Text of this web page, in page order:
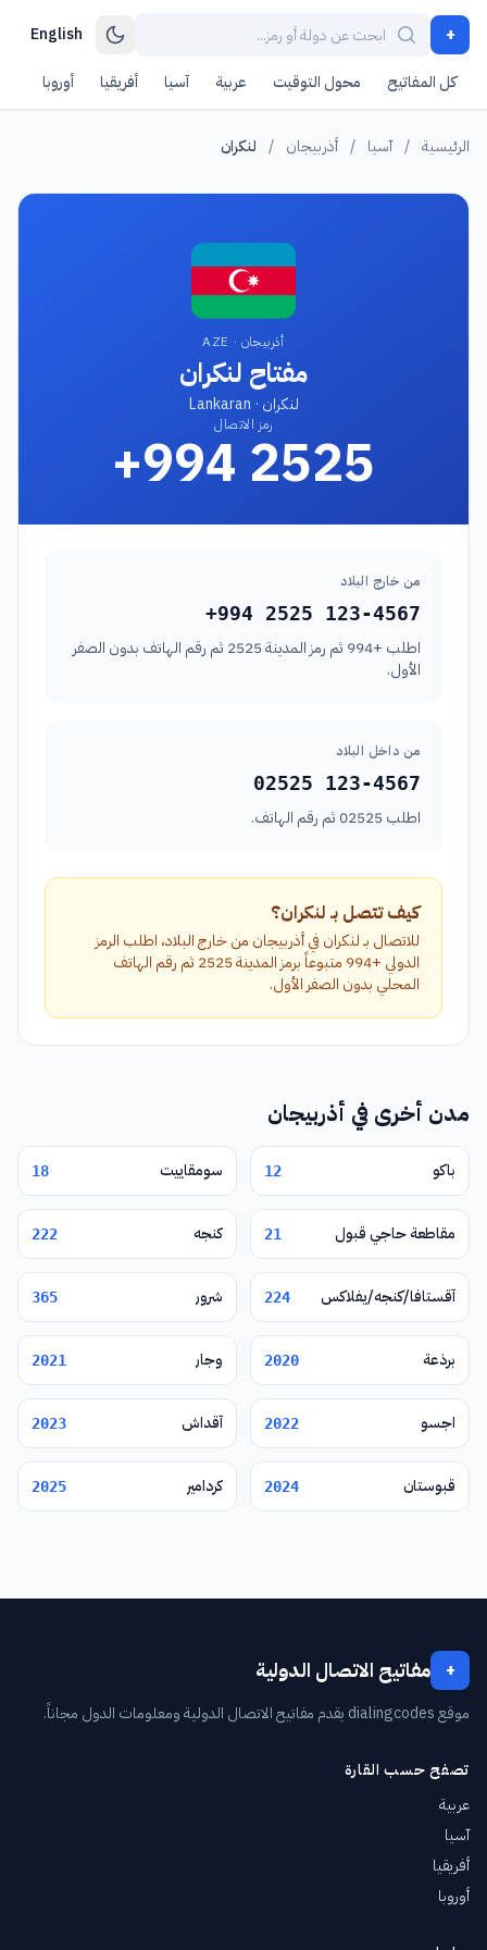
+
English
كل المفاتيح محول التوقيت عربية آسيا أفريقيا أوروبا
الرئيسية / آسيا / أذربيجان / لنكران
أذربيجان · AZE
مفتاح لنكران
لنكران · Lankaran
رمز الاتصال
+994 2525
من خارج البلاد
+994 2525 123-4567
اطلب +994 ثم رمز المدينة 2525 ثم رقم الهاتف بدون الصفر
الأول.
من داخل البلاد
02525 123-4567
اطلب 02525 ثم رقم الهاتف.
كيف تتصل بـ لنكران؟
للاتصال بـ لنكران في أذربيجان من خارج البلاد، اطلب الرمز
الدولي +994 متبوعاً برمز المدينة 2525 ثم رقم الهاتف
المحلي بدون الصفر الأول.
مدن أخرى في أذربيجان
باكو 12 سومقاييت 18
مقاطعة حاجي قبول 21 كنجه 222
آقستافا/كنجه/يفلاكس 224 شرور 365
برذعة 2020 وجار 2021
اجسو 2022 آقداش 2023
قبوستان 2024 كردامير 2025
+ مفاتيح الاتصال الدولية
موقع dialingcodes يقدم مفاتيح الاتصال الدولية ومعلومات الدول مجاناً.
تصفح حسب القارة
عربية
آسيا
أفريقيا
أوروبا